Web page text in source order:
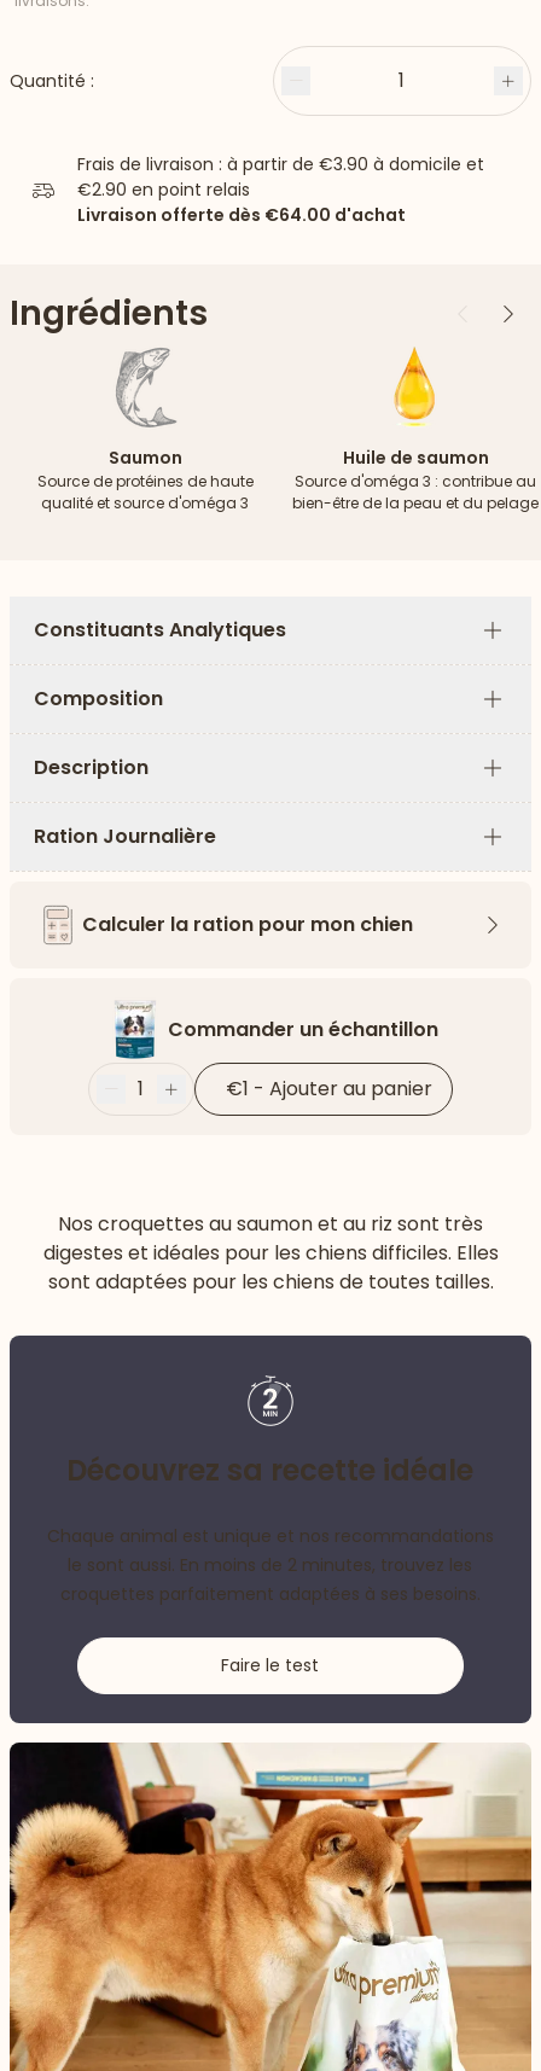
Quantité : Moins 1
Frais de livraison : à partir de €3.90 à domicile et
€2.90 en point relais
Livraison offerte dès €64.00 d'achat
Ingrédients Précédent
Saumon
Source de protéines de haute
qualité et source d'oméga 3
Huile de saumon
Source d'oméga 3 : contribue au
bien-être de la peau et du pelage
Constituants Analytiques
Plus
Composition
Plus
Description
Plus
Ration Journalière
Plus
Calculer la ration pour mon chien
Commander un échantillon
Moins
1 Plus €1 - Ajouter au panier
Nos croquettes au saumon et au riz sont très
digestes et idéales pour les chiens difficiles. Elles
sont adaptées pour les chiens de toutes tailles.
Découvrez sa recette idéale
Chaque animal est unique et nos recommandations
le sont aussi. En moins de 2 minutes, trouvez les
croquettes parfaitement adaptées à ses besoins.
Faire le test